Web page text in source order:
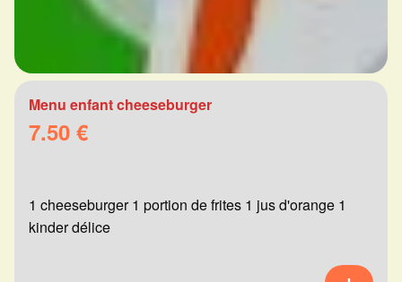
Menu enfant cheeseburger
7.50 €
1 cheeseburger 1 portion de frites 1 jus d'orange 1
kinder délice